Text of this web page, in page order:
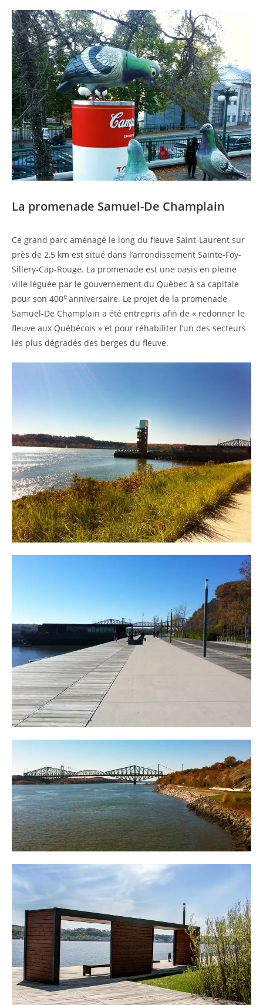
La promenade Samuel-De Champlain
Ce grand parc aménagé le long du fleuve Saint-Laurent sur
près de 2,5 km est situé dans l’arrondissement Sainte-Foy-
Sillery-Cap-Rouge. La promenade est une oasis en pleine
ville léguée par le gouvernement du Québec à sa capitale
pour son 400e anniversaire. Le projet de la promenade
Samuel-De Champlain a été entrepris afin de « redonner le
fleuve aux Québécois » et pour réhabiliter l’un des secteurs
les plus dégradés des berges du fleuve.